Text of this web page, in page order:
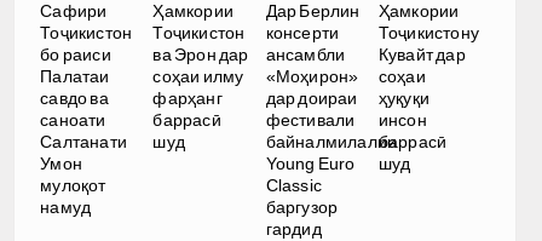
Сафири
Тоҷикистон
бо раиси
Палатаи
савдо ва
саноати
Салтанати
Умон
мулоқот
намуд
Ҳамкории
Тоҷикистон
ва Эрон дар
соҳаи илму
фарҳанг
баррасӣ
шуд
Дар Берлин
консерти
ансамбли
«Моҳирон»
дар доираи
фестивали
байналмилалии
Young Euro
Classic
баргузор
гардид
Ҳамкории
Тоҷикистону
Кувайт дар
соҳаи
ҳуқуқи
инсон
баррасӣ
шуд